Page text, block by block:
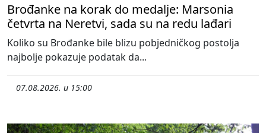
Brođanke na korak do medalje: Marsonia
četvrta na Neretvi, sada su na redu lađari
Koliko su Brođanke bile blizu pobjedničkog postolja
najbolje pokazuje podatak da...
07.08.2026. u 15:00